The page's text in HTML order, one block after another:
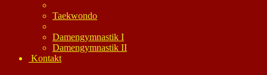
Taekwondo
Damengymnastik I
Damengymnastik II
Kontakt